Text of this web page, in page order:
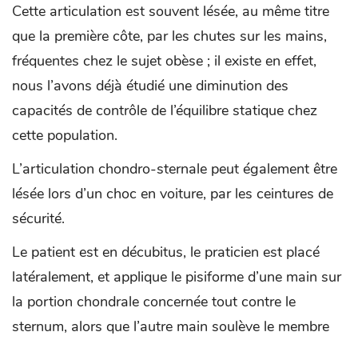
Cette articulation est souvent lésée, au même titre
que la première côte, par les chutes sur les mains,
fréquentes chez le sujet obèse ; il existe en effet,
nous l’avons déjà étudié une diminution des
capacités de contrôle de l’équilibre statique chez
cette population.
L’articulation chondro-sternale peut également être
lésée lors d’un choc en voiture, par les ceintures de
sécurité.
Le patient est en décubitus, le praticien est placé
latéralement, et applique le pisiforme d’une main sur
la portion chondrale concernée tout contre le
sternum, alors que l’autre main soulève le membre